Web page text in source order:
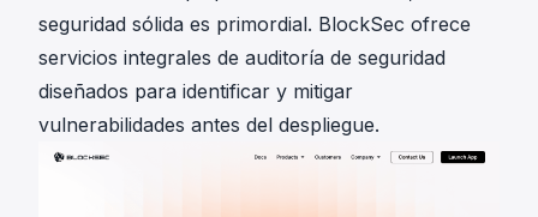
seguridad sólida es primordial. BlockSec ofrece
servicios integrales de auditoría de seguridad
diseñados para identificar y mitigar
vulnerabilidades antes del despliegue.